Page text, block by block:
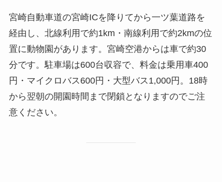
宮崎自動車道の宮崎ICを降りてから一ツ葉道路を
経由し、北線利用で約1km・南線利用で約2kmの位
置に動物園があります。宮崎空港からは車で約30
分です。駐車場は600台収容で、料金は乗用車400
円・マイクロバス600円・大型バス1,000円。18時
から翌朝の開園時間まで閉鎖となりますのでご注
意ください。